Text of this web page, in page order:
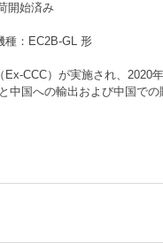
開始済み
：EC2B-GL 形
中国への輸出および中国で